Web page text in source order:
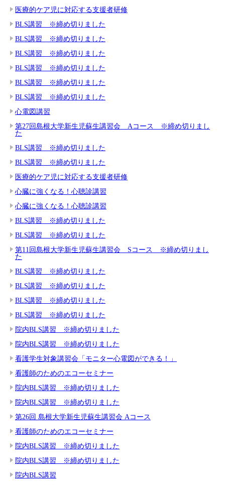
医療的ケア児に対応する支援者研修
BLS講習 ※締め切りました
BLS講習 ※締め切りました
BLS講習 ※締め切りました
BLS講習 ※締め切りました
BLS講習 ※締め切りました
BLS講習 ※締め切りました
心電図講習
第27回島根大学新生児蘇生講習会 Aコース ※締め切りまし
た
BLS講習 ※締め切りました
BLS講習 ※締め切りました
医療的ケア児に対応する支援者研修
心臓に強くなる！心聴診講習
心臓に強くなる！心聴診講習
BLS講習 ※締め切りました
BLS講習 ※締め切りました
第11回島根大学新生児蘇生講習会 Sコース ※締め切りまし
た
BLS講習 ※締め切りました
BLS講習 ※締め切りました
BLS講習 ※締め切りました
BLS講習 ※締め切りました
院内BLS講習 ※締め切りました
院内BLS講習 ※締め切りました
看護学生対象講習会「モニター心電図ができる！」
看護師のためのエコーセミナー
院内BLS講習 ※締め切りました
院内BLS講習 ※締め切りました
第26回 島根大学新生児蘇生講習会 Aコース
看護師のためのエコーセミナー
院内BLS講習 ※締め切りました
院内BLS講習 ※締め切りました
院内BLS講習